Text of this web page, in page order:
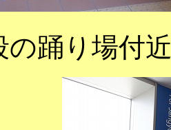
の踊り場付